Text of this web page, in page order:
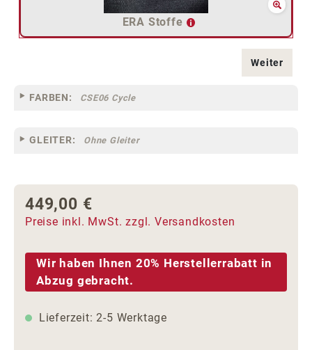
ERA Stoffe
Weiter
FARBEN: CSE06 Cycle
GLEITER: Ohne Gleiter
Regulärer Preis:
449,00 €
Preise inkl. MwSt. zzgl. Versandkosten
Wir haben Ihnen 20% Herstellerrabatt in
Abzug gebracht.
Lieferzeit: 2-5 Werktage